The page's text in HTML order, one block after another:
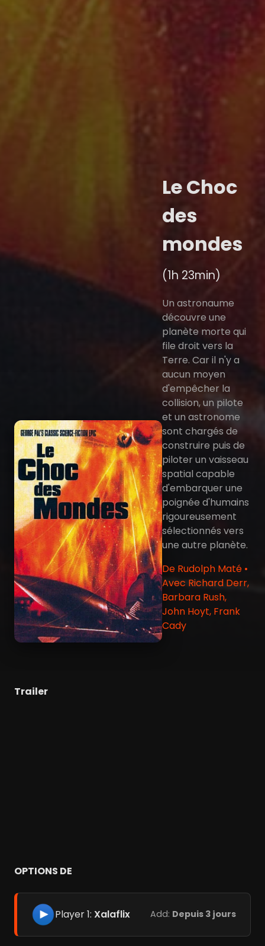
Le Choc
des
mondes
(1h 23min)
Un astronaume
découvre une
planète morte qui
file droit vers la
Terre. Car il n'y a
aucun moyen
d'empêcher la
collision, un pilote
et un astronome
sont chargés de
construire puis de
piloter un vaisseau
spatial capable
d'embarquer une
poignée d'humains
rigoureusement
sélectionnés vers
une autre planète.
De Rudolph Maté •
Avec Richard Derr,
Barbara Rush,
John Hoyt, Frank
Cady
Trailer
OPTIONS DE
Player 1: Xalaflix Add: Depuis 3 jours